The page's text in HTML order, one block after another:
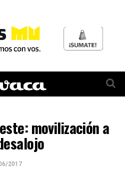
movilización a
2017